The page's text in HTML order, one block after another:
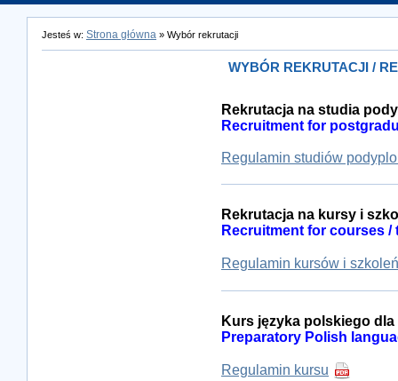
Jesteś w: Strona główna » Wybór rekrutacji
WYBÓR REKRUTACJI /
Rekrutacja na studia
Recruitment for
Regulamin studiów
Rekrutacja na kursy i
Recruitment for courses /
Regulamin kursów i szkoleń
Kurs języka polskiego
Preparatory Polish
Regulamin kursu